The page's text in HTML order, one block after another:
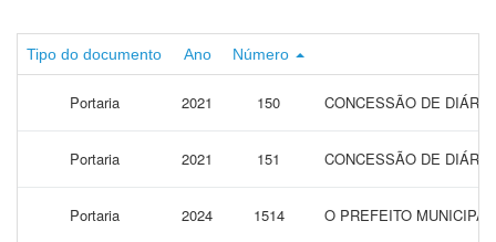
Tipo do documento Ano Número
Portaria 2021 150 CONCESSÃO DE
Portaria 2021 151 CONCESSÃO DE
Portaria 2024 1514 O PREFEITO